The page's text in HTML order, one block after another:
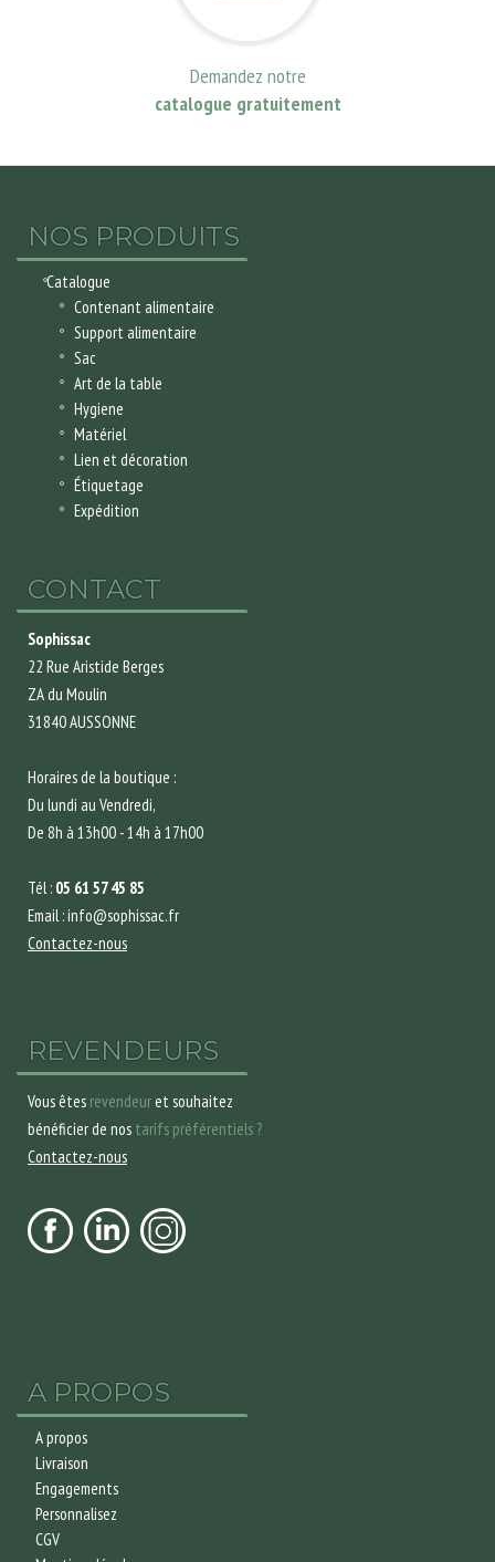
Demandez notre
catalogue gratuitement
NOS PRODUITS
Catalogue
Contenant alimentaire
Support alimentaire
Sac
Art de la table
Hygiene
Matériel
Lien et décoration
Étiquetage
Expédition
CONTACT
Sophissac
22 Rue Aristide Berges
ZA du Moulin
31840 AUSSONNE
Horaires de la boutique :
Du lundi au Vendredi,
De 8h à 13h00 - 14h à 17h00
Tél : 05 61 57 45 85
Email : info@sophissac.fr
Contactez-nous
REVENDEURS
Vous êtes revendeur et souhaitez
bénéficier de nos tarifs préférentiels ?
Contactez-nous
A PROPOS
A propos
Livraison
Engagements
Personnalisez
CGV